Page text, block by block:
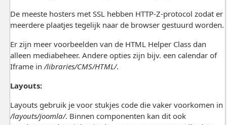
De meeste hosters met SSL hebben HTTP-Z-protocol zodat er
meerdere plaatjes tegelijk naar de browser gestuurd worden.
Er zijn meer voorbeelden van de HTML Helper Class dan
alleen mediabeheer. Andere opties zijn bijv. een calendar of
Iframe in /libraries/CMS/HTML/.
Layouts:
Layouts gebruik je voor stukjes code die vaker voorkomen in
/layouts/joomla/. Binnen componenten kan dit ook